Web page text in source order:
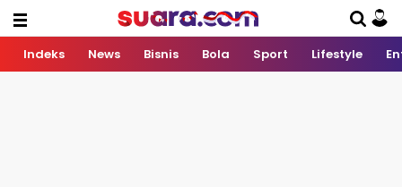
Indeks News Bisnis Bola Sport Lifestyle